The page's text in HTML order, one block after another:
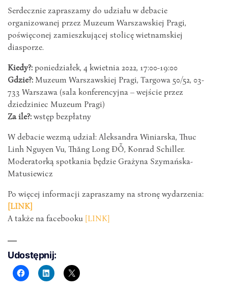
Serdecznie zapraszamy do udziału w debacie
organizowanej przez Muzeum Warszawskiej Pragi,
poświęconej zamieszkującej stolicę wietnamskiej
diasporze.
Kiedy?: poniedziałek, 4 kwietnia 2022, 17:00-19:00
Gdzie?: Muzeum Warszawskiej Pragi, Targowa 50/52, 03-
733 Warszawa (sala konferencyjna – wejście przez
dziedziniec Muzeum Pragi)
Za ile?: wstęp bezpłatny
W debacie wezmą udział: Aleksandra Winiarska, Thuc
Linh Nguyen Vu, Thăng Long ĐỖ, Konrad Schiller.
Moderatorką spotkania będzie Grażyna Szymańska-
Matusiewicz
Po więcej informacji zapraszamy na stronę wydarzenia:
[LINK]
A także na facebooku [LINK]
Udostępnij: